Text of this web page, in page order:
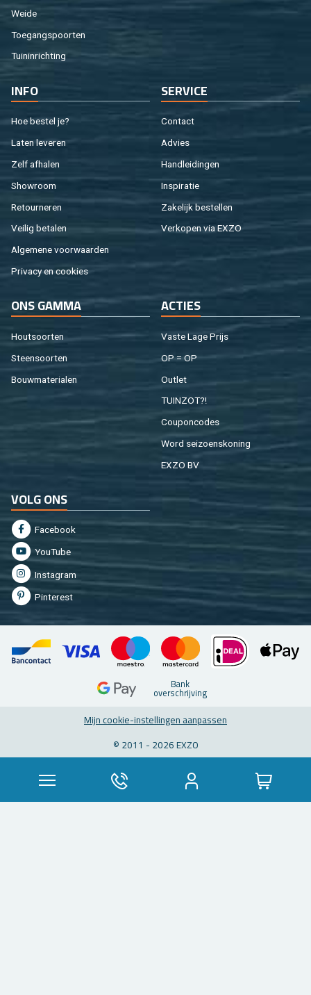
Weide
Toe­gangs­poor­ten
Tuin­in­rich­ting
INFO
Hoe be­stel je?
Laten le­ve­ren
Zelf af­ha­len
Show­room
Re­tour­ne­ren
Vei­lig be­ta­len
Al­ge­me­ne voor­waar­den
Pri­va­cy en coo­kies
SER­VI­CE
Con­tact
Ad­vies
Hand­lei­din­gen
In­spi­ra­tie
Za­ke­lijk be­stel­len
Ver­ko­pen via EXZO
ONS GAMMA
Hout­soor­ten
Steen­soor­ten
Bouw­ma­te­ri­a­len
AC­TIES
Vaste Lage Prijs
OP = OP
Out­let
TUIN­ZOT?!
Cou­pon­co­des
Word sei­zoens­ko­ning
EXZO BV
VOLG ONS
Fa­cebook
You­Tu­be
In­st­agram
Pin­te­rest
Bank
over­schrij­ving
Mijn coo­kie-in­stel­lin­gen aan­pas­sen
© 2011 - 2026 EXZO